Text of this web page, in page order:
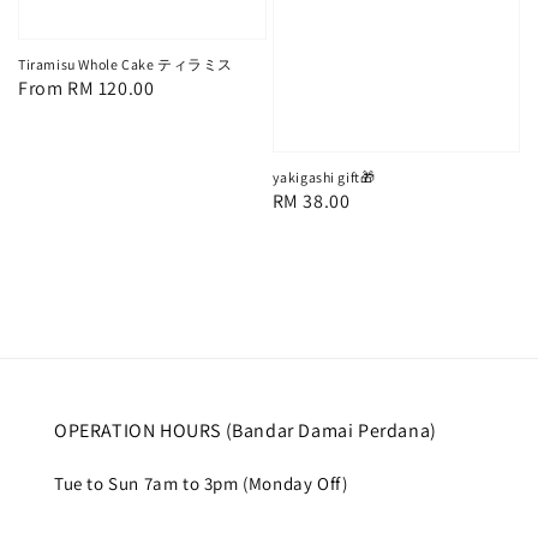
Tiramisu Whole Cake ティラミス
Regular
From RM 120.00
yakigashi gift🎁
Regular
RM 38.00
OPERATION HOURS (Bandar Damai Perdana)
Tue to Sun 7am to 3pm (Monday Off)